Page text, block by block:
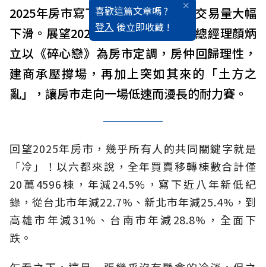
喜歡這篇文章嗎 ?
登入 後立即收藏 !
2025年房市寫下近八年新低，六都交易量大幅
下滑。展望2026年，戴德梁行董事總經理顏炳
立以《碎心戀》為房市定調，房仲回歸理性，
建商承壓撐場，再加上突如其來的「土方之
亂」，讓房市走向一場低速而漫長的耐力賽。
回望2025年房市，幾乎所有人的共同關鍵字就是
「冷」！以六都來說，全年買賣移轉棟數合計僅
20萬4596棟，年減24.5%，寫下近八年新低紀
錄，從台北市年減22.7%、新北市年減25.4%，到
高雄市年減31%、台南市年減28.8%，全面下
跌。